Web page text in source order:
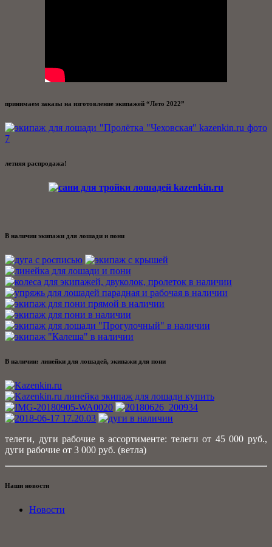
принимаем заказы на изготовление экипажей “Лето 2022”
летняя распродажа!
В наличии экипажи для лошади и пони
В наличии: линейки для лошадей, экипажи для пони
телеги, дуги рабочие в ассортименте: телеги от 45 000 руб.,
дуги рабочие от 3 000 руб. (ветла)
Наши новости
Новости